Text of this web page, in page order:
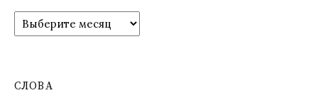
р
в
СЛОВА